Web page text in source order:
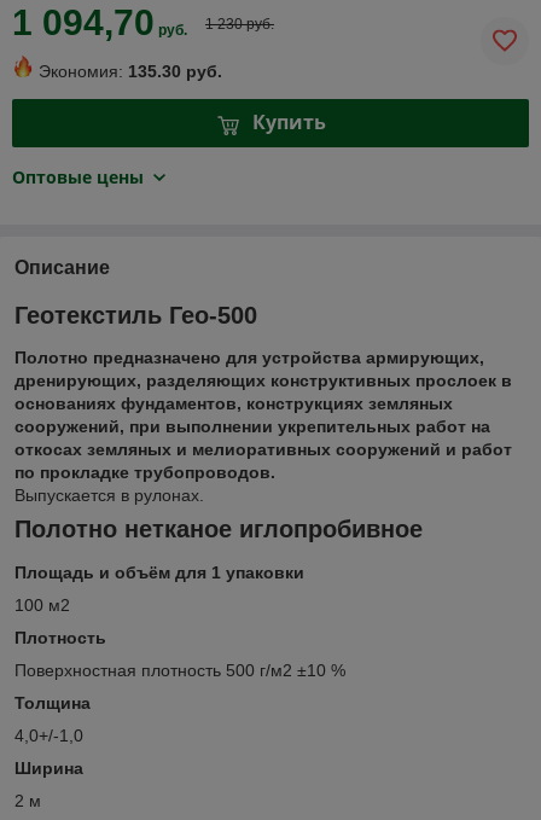
1 094,70 руб. 1 230 руб.
Экономия: 135.30 руб.
Купить
Оптовые цены
Описание
Геотекстиль Гео-500
Полотно предназначено для устройства армирующих,
дренирующих, разделяющих конструктивных прослоек в
основаниях фундаментов, конструкциях земляных
сооружений, при выполнении укрепительных работ на
откосах земляных и мелиоративных сооружений и работ
по прокладке трубопроводов.
Выпускается в рулонах.
Полотно нетканое иглопробивное
Площадь и объём для 1 упаковки
100 м2
Плотность
Поверхностная плотность 500 г/м2 ±10 %
Толщина
4,0+/-1,0
Ширина
2 м